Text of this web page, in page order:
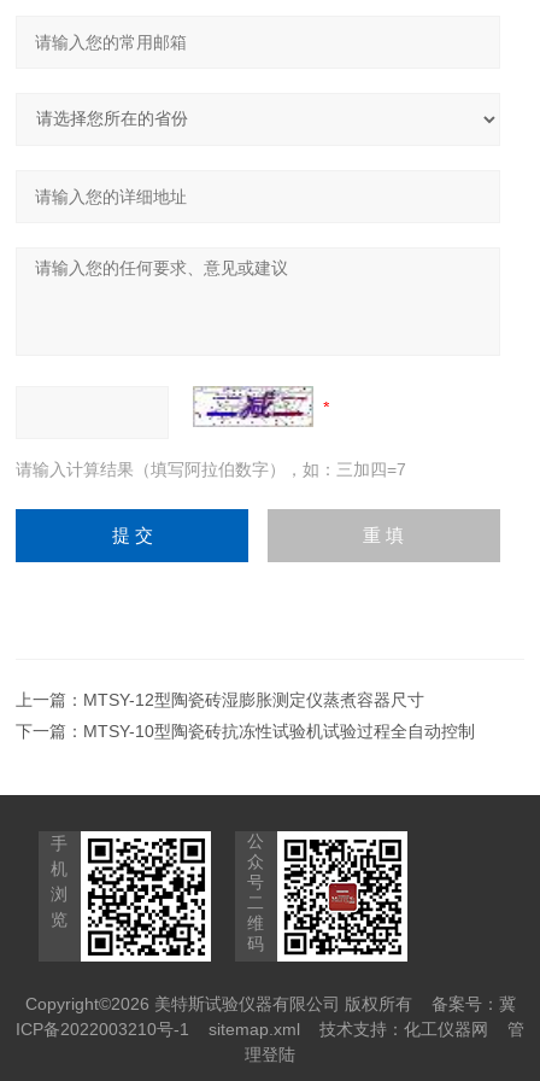
请输入计算结果（填写阿拉伯数字），如：三加四=7
上一篇： MTSY-12型陶瓷砖湿膨胀测定仪蒸煮容器尺寸
下一篇： MTSY-10型陶瓷砖抗冻性试验机试验过程全自动控制
手
机
浏
览
公
众
号
二
维
码
Copyright©2026 美特斯试验仪器有限公司 版权所有 备案号：冀
ICP备2022003210号-1
sitemap.xml 技术支持： 化工仪器网
管
理登陆